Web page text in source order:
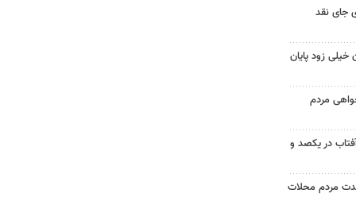
جای نقد
خیلی زود پایان
مردم
در یکصد و
مردم محلات